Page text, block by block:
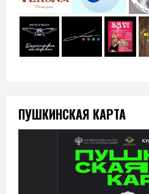
ПУШКИНСКАЯ КАРТА